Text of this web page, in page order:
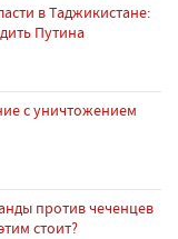
в Таджикистане:
Путина
с уничтожением
против чеченцев
стоит?